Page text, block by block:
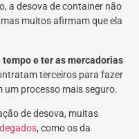
a desova de container não
muitos afirmam que ela
e ter as mercadorias
terceiros para fazer
um processo mais seguro.
de desova, muitas
, como os da